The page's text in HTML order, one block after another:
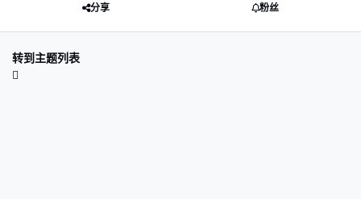
分享 粉丝
转到主题列表